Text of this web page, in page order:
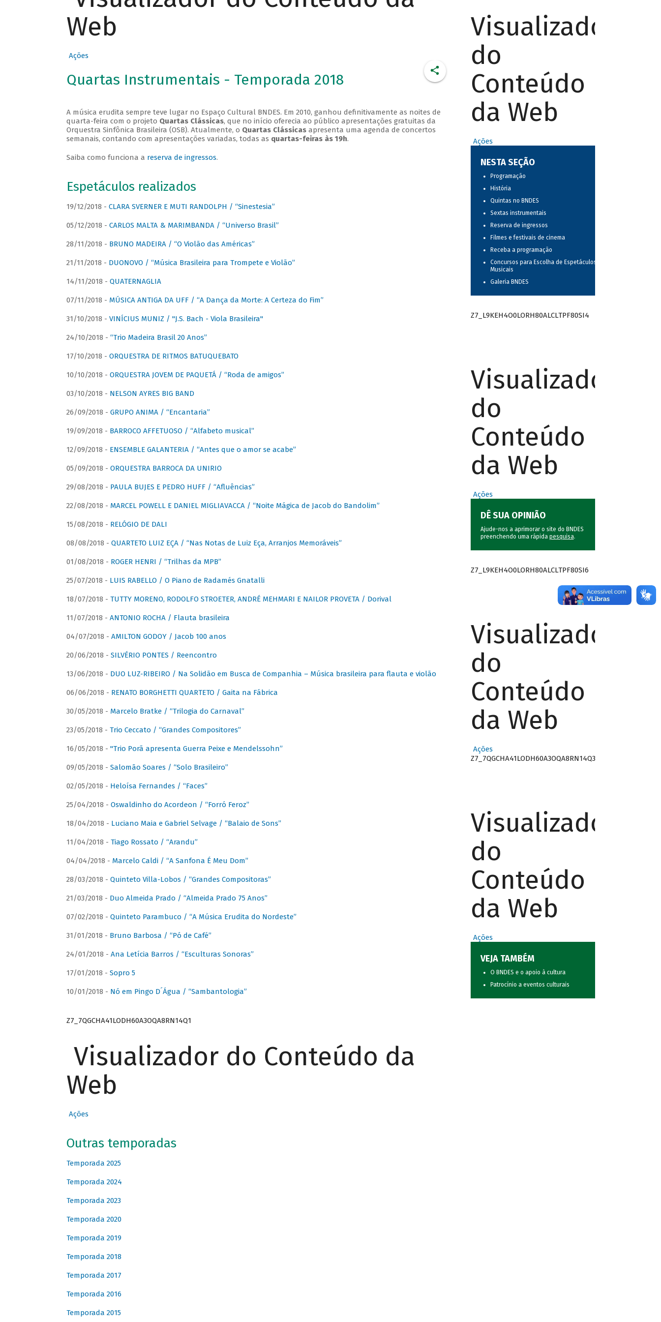
Web
Ações
Quartas Instrumentais - Temporada 2018
A música erudita sempre teve lugar no Espaço Cultural BNDES. Em 2010, ganhou definitivamente as noites de
quarta-feira com o projeto Quartas Clássicas, que no início oferecia ao público apresentações gratuitas da
Orquestra Sinfônica Brasileira (OSB). Atualmente, o Quartas Clássicasapresenta uma agenda de concertos
semanais, contando com apresentações variadas, todas as quartas-feiras às 19h.
Saiba como funciona a reserva de ingressos.
Espetáculos realizados
19/12/2018 - CLARA SVERNER E MUTI RANDOLPH / “Sinestesia”
05/12/2018 - CARLOS MALTA & MARIMBANDA / “Universo Brasil”
28/11/2018 - BRUNO MADEIRA / “O Violão das Américas”
21/11/2018 - DUONOVO / “Música Brasileira para Trompete e Violão”
14/11/2018 - QUATERNAGLIA
07/11/2018 - MÚSICA ANTIGA DA UFF / “A Dança da Morte: A Certeza do Fim”
31/10/2018 - VINÍCIUS MUNIZ / "J.S. Bach - Viola Brasileira"
24/10/2018 - “Trio Madeira Brasil 20 Anos”
17/10/2018 - ORQUESTRA DE RITMOS BATUQUEBATO
10/10/2018 - ORQUESTRA JOVEM DE PAQUETÁ / “Roda de amigos”
03/10/2018 - NELSON AYRES BIG BAND
26/09/2018 - GRUPO ANIMA / “Encantaria”
19/09/2018 - BARROCO AFFETUOSO / “Alfabeto musical”
12/09/2018 - ENSEMBLE GALANTERIA / “Antes que o amor se acabe”
05/09/2018 - ORQUESTRA BARROCA DA UNIRIO
29/08/2018 - PAULA BUJES E PEDRO HUFF / “Afluências”
22/08/2018 - MARCEL POWELL E DANIEL MIGLIAVACCA / “Noite Mágica de Jacob do Bandolim”
15/08/2018 - RELÓGIO DE DALI
08/08/2018 - QUARTETO LUIZ EÇA / “Nas Notas de Luiz Eça, Arranjos Memoráveis”
01/08/2018 - ROGER HENRI / “Trilhas da MPB”
25/07/2018 - LUIS RABELLO / O Piano de Radamés Gnatalli
18/07/2018 - TUTTY MORENO, RODOLFO STROETER, ANDRÉ MEHMARI E NAILOR PROVETA / Dorival
11/07/2018 - ANTONIO ROCHA / Flauta brasileira
04/07/2018 - AMILTON GODOY / Jacob 100 anos
20/06/2018 - SILVÉRIO PONTES / Reencontro
13/06/2018 - DUO LUZ-RIBEIRO / Na Solidão em Busca de Companhia – Música brasileira para flauta e violão
06/06/2018 - RENATO BORGHETTI QUARTETO / Gaita na Fábrica
30/05/2018 - Marcelo Bratke / “Trilogia do Carnaval”
23/05/2018 - Trio Ceccato / “Grandes Compositores”
16/05/2018 - "Trio Porã apresenta Guerra Peixe e Mendelssohn”
09/05/2018 - Salomão Soares / “Solo Brasileiro”
02/05/2018 - Heloísa Fernandes / “Faces”
25/04/2018 - Oswaldinho do Acordeon / “Forró Feroz”
18/04/2018 - Luciano Maia e Gabriel Selvage / “Balaio de Sons”
11/04/2018 - Tiago Rossato / “Arandu”
04/04/2018 - Marcelo Caldi / “A Sanfona É Meu Dom”
28/03/2018 - Quinteto Villa-Lobos / “Grandes Compositoras”
21/03/2018 - Duo Almeida Prado / “Almeida Prado 75 Anos”
07/02/2018 - Quinteto Parambuco / “A Música Erudita do Nordeste”
31/01/2018 - Bruno Barbosa / “Pó de Café”
24/01/2018 - Ana Letícia Barros / “Esculturas Sonoras”
17/01/2018 - Sopro 5
10/01/2018 - Nó em Pingo D´Água / “Sambantologia”
Z7_7QGCHA41LODH60A3OQA8RN14Q1
Visualizador do Conteúdo da
Web
Ações
Outras temporadas
Temporada 2025
Temporada 2024
Temporada 2023
Temporada 2020
Temporada 2019
Temporada 2018
Temporada 2017
Temporada 2016
Temporada 2015
Visualizador
do
Conteúdo
da Web
Ações
NESTA SEÇÃO
Programação
História
Quintas no BNDES
Sextas instrumentais
Reserva de ingressos
Filmes e festivais de cinema
Receba a programação
Concursos para Escolha de Espetáculos
Musicais
Galeria BNDES
Z7_L9KEH4O0LORH80ALCLTPF80SI4
Visualizador
do
Conteúdo
da Web
Ações
DÊ SUA OPINIÃO
Ajude-nos a aprimorar o site do BNDES
preenchendo uma rápida pesquisa.
Z7_L9KEH4O0LORH80ALCLTPF80SI6
Visualizador
do
Conteúdo
da Web
Ações
Z7_7QGCHA41LODH60A3OQA8RN14Q3
Visualizador
do
Conteúdo
da Web
Ações
VEJA TAMBÉM
O BNDES e o apoio à cultura
Patrocínio a eventos culturais